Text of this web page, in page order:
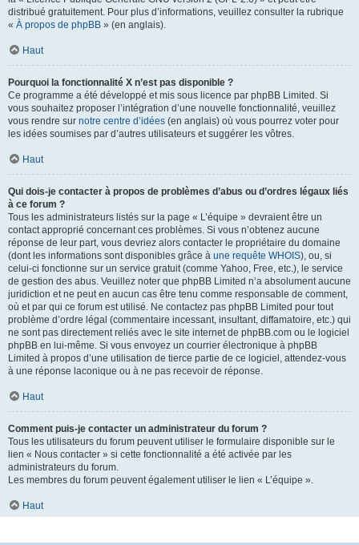
distribué gratuitement. Pour plus d’informations, veuillez consulter la rubrique
« À propos de phpBB » (en anglais).
Haut
Pourquoi la fonctionnalité X n’est pas disponible ?
Ce programme a été développé et mis sous licence par phpBB Limited. Si
vous souhaitez proposer l’intégration d’une nouvelle fonctionnalité, veuillez
vous rendre sur notre centre d’idées (en anglais) où vous pourrez voter pour
les idées soumises par d’autres utilisateurs et suggérer les vôtres.
Haut
Qui dois-je contacter à propos de problèmes d’abus ou d’ordres légaux liés
à ce forum ?
Tous les administrateurs listés sur la page « L’équipe » devraient être un
contact approprié concernant ces problèmes. Si vous n’obtenez aucune
réponse de leur part, vous devriez alors contacter le propriétaire du domaine
(dont les informations sont disponibles grâce à une requête WHOIS), ou, si
celui-ci fonctionne sur un service gratuit (comme Yahoo, Free, etc.), le service
de gestion des abus. Veuillez noter que phpBB Limited n’a absolument aucune
juridiction et ne peut en aucun cas être tenu comme responsable de comment,
où et par qui ce forum est utilisé. Ne contactez pas phpBB Limited pour tout
problème d’ordre légal (commentaire incessant, insultant, diffamatoire, etc.) qui
ne sont pas directement reliés avec le site internet de phpBB.com ou le logiciel
phpBB en lui-même. Si vous envoyez un courrier électronique à phpBB
Limited à propos d’une utilisation de tierce partie de ce logiciel, attendez-vous
à une réponse laconique ou à ne pas recevoir de réponse.
Haut
Comment puis-je contacter un administrateur du forum ?
Tous les utilisateurs du forum peuvent utiliser le formulaire disponible sur le
lien « Nous contacter » si cette fonctionnalité a été activée par les
administrateurs du forum.
Les membres du forum peuvent également utiliser le lien « L’équipe ».
Haut